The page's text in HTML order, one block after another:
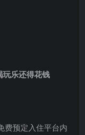
玩乐还得花钱
费预定入住平台内